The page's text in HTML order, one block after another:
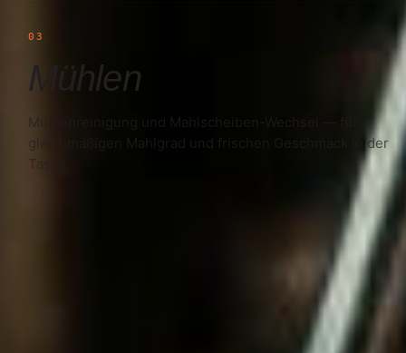
03
Mühlen
Mühlenreinigung und Mahlscheiben-Wechsel — für
gleichmäßigen Mahlgrad und frischen Geschmack in der
Tasse.